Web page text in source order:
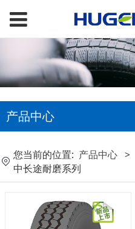
产品中心
您当前的位置: 产品中心 >
中长途耐磨系列